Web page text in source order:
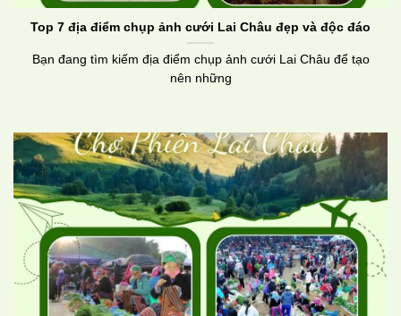
Top 7 địa điểm chụp ảnh cưới Lai Châu đẹp và độc đáo
Bạn đang tìm kiếm địa điểm chụp ảnh cưới Lai Châu để tạo
nên những